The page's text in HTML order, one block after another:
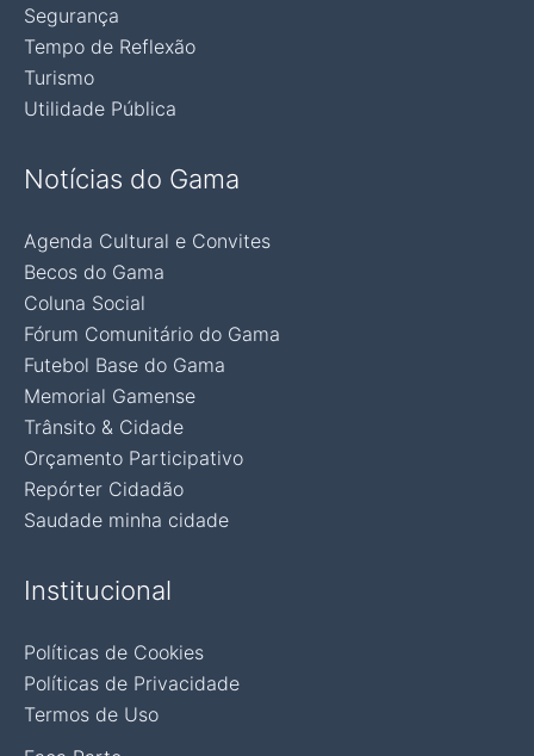
Segurança
Tempo de Reflexão
Turismo
Utilidade Pública
Notícias do Gama
Agenda Cultural e Convites
Becos do Gama
Coluna Social
Fórum Comunitário do Gama
Futebol Base do Gama
Memorial Gamense
Trânsito & Cidade
Orçamento Participativo
Repórter Cidadão
Saudade minha cidade
Institucional
Políticas de Cookies
Políticas de Privacidade
Termos de Uso